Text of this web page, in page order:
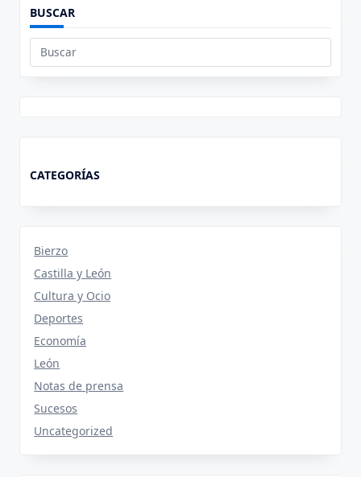
BUSCAR
Buscar:
CATEGORÍAS
Bierzo
Castilla y León
Cultura y Ocio
Deportes
Economía
León
Notas de prensa
Sucesos
Uncategorized